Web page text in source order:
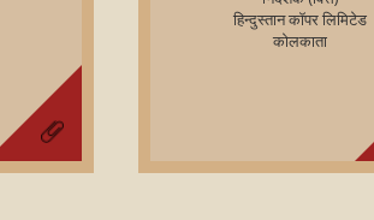
हिन्‍दुस्‍तान कॉपर लिमिटेड
कोलकाता